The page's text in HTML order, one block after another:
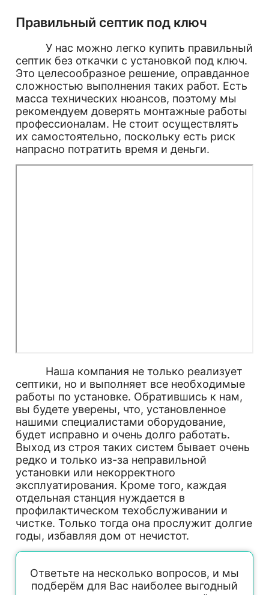
Правильный септик под ключ
У нас можно легко купить правильный
септик без откачки с установкой под ключ.
Это целесообразное решение, оправданное
сложностью выполнения таких работ. Есть
масса технических нюансов, поэтому мы
рекомендуем доверять монтажные работы
профессионалам. Не стоит осуществлять
их самостоятельно, поскольку есть риск
напрасно потратить время и деньги.
Наша компания не только реализует
септики, но и выполняет все необходимые
работы по установке. Обратившись к нам,
вы будете уверены, что, установленное
нашими специалистами оборудование,
будет исправно и очень долго работать.
Выход из строя таких систем бывает очень
редко и только из-за неправильной
установки или некорректного
эксплуатирования. Кроме того, каждая
отдельная станция нуждается в
профилактическом техобслуживании и
чистке. Только тогда она прослужит долгие
годы, избавляя дом от нечистот.
Ответьте на несколько вопросов, и мы
подберём для Вас наиболее выгодный